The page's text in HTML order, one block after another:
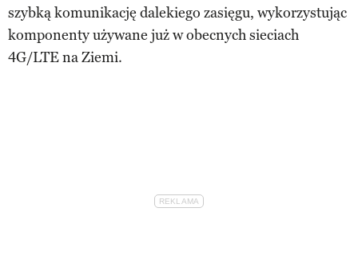
szybką komunikację dalekiego zasięgu, wykorzystując
komponenty używane już w obecnych sieciach
4G/LTE na Ziemi.